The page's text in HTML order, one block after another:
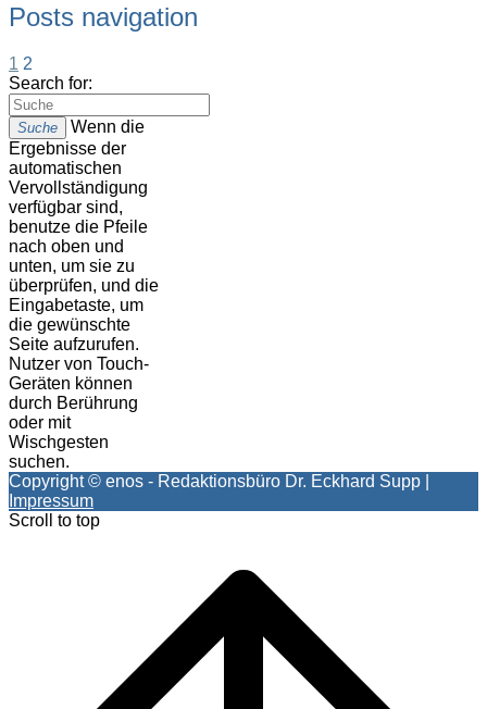
Posts navigation
1 2
Search for:
Suche
Wenn die
Ergebnisse der
automatischen
Vervollständigung
verfügbar sind,
benutze die Pfeile
nach oben und
unten, um sie zu
überprüfen, und die
Eingabetaste, um
die gewünschte
Seite aufzurufen.
Nutzer von Touch-
Geräten können
durch Berührung
oder mit
Wischgesten
suchen.
Copyright © enos - Redaktionsbüro Dr. Eckhard Supp |
Impressum
Scroll to top